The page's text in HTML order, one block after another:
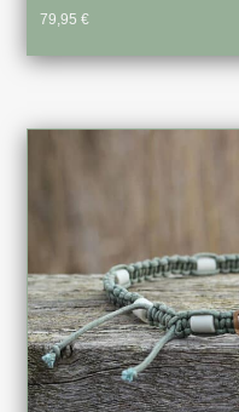
79,95€